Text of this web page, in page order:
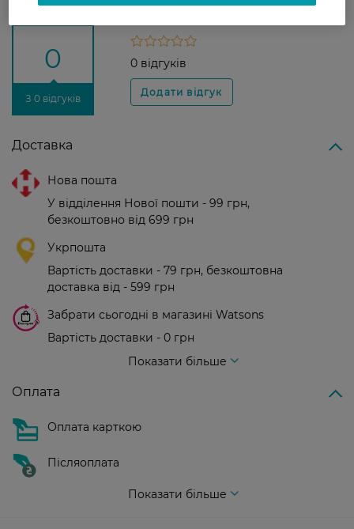
Рейтинг та відгуки
0
З 0 відгуків
0 відгуків
Доставка
Нова пошта
У відділення Нової пошти - 99 грн,
безкоштовно від 699 грн
Укрпошта
Вартість доставки - 79 грн, безкоштовна
доставка від - 599 грн
Забрати сьогодні в магазині Watsons
Вартість доставки - 0 грн
Показати більше
Оплата
Оплата карткою
Післяоплата
Показати більше